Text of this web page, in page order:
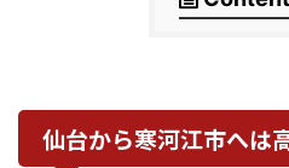
仙台から寒河江市へは